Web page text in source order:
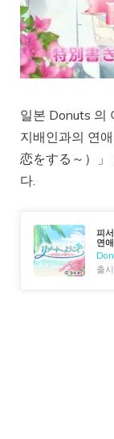
일본 Donuts 의
지배인과의 연
恋をする～）
다.
피
연
출